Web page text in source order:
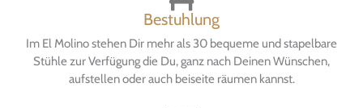
Bestuhlung
Im El Molino stehen Dir mehr als 30 bequeme und stapelbare
Stühle zur Verfügung die Du, ganz nach Deinen Wünschen,
aufstellen oder auch beiseite räumen kannst.